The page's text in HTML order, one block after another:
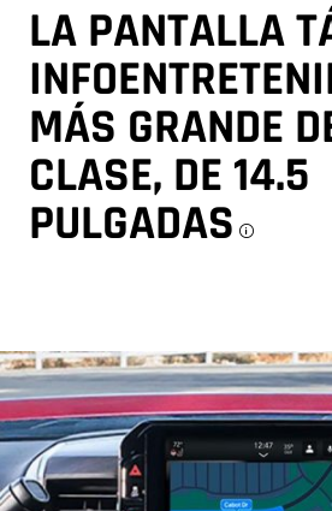
LA PANTALLA
MÁS GRANDE
CLASE, DE 14.5
PULGADAS